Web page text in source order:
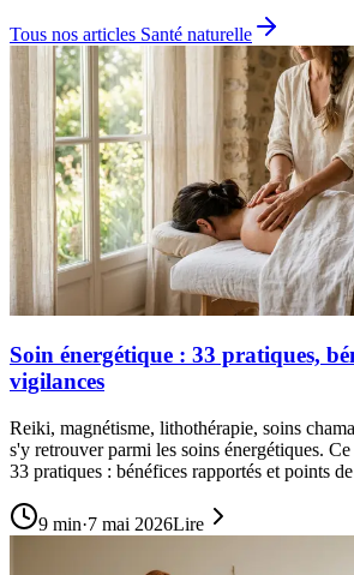
Tous nos articles Santé naturelle
Soin énergétique : 33 pratiques,
vigilances
Reiki, magnétisme, lithothérapie, soins
s'y retrouver parmi les soins énergétiques.
33 pratiques : bénéfices rapportés et points
9 min·7 mai 2026Lire